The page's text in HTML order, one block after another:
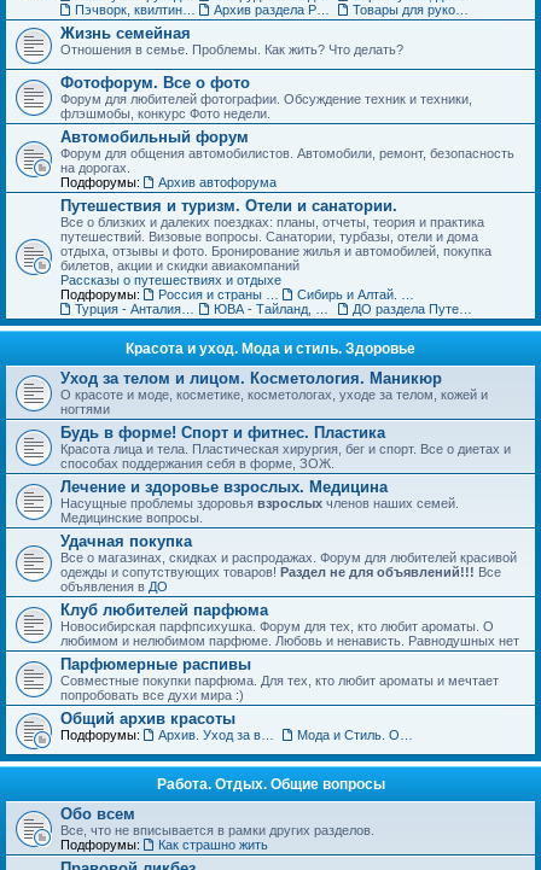
Жизнь семейная
Отношения в семье. Проблемы. Как жить? Что делать?
Фотофорум. Все о фото
Форум для любителей фотографии. Обсуждение техник и техники,
флэшмобы, конкурс Фото недели.
Автомобильный форум
Форум для общения автомобилистов. Автомобили, ремонт, безопасность
на дорогах.
Подфорумы:
Архив автофорума
Путешествия и туризм. Отели и санатории.
Все о близких и далеких поездках: планы, отчеты, теория и практика
путешествий. Визовые вопросы. Санатории, турбазы, отели и дома
отдыха, отзывы и фото. Бронирование жилья и автомобилей, покупка
билетов, акции и скидки авиакомпаний
Рассказы о путешествиях и отдыхе
Подфорумы:
Красота и уход. Мода и стиль. Здоровье
Уход за телом и лицом. Косметология. Маникюр
О красоте и моде, косметике, косметологах, уходе за телом, кожей и
ногтями
Будь в форме! Спорт и фитнес. Пластика
Красота лица и тела. Пластическая хирургия, бег и спорт. Все о диетах и
способах поддержания себя в форме, ЗОЖ.
Лечение и здоровье взрослых. Медицина
Насущные проблемы здоровья взрослых членов наших семей.
Медицинские вопросы.
Удачная покупка
Все о магазинах, скидках и распродажах. Форум для любителей красивой
одежды и сопутствующих товаров! Раздел не для объявлений!!! Все
объявления в ДО
Клуб любителей парфюма
Новосибирская парфпсихушка. Форум для тех, кто любит ароматы. О
любимом и нелюбимом парфюме. Любовь и ненависть. Равнодушных нет
Парфюмерные распивы
Совместные покупки парфюма. Для тех, кто любит ароматы и мечтает
попробовать все духи мира :)
Общий архив красоты
Подфорумы:
Работа. Отдых. Общие вопросы
Обо всем
Все, что не вписывается в рамки других разделов.
Подфорумы:
Как страшно жить